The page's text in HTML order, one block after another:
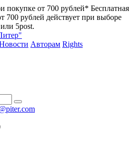
покупке от 700 рублей* Бесплатная
700 рублей действует при выборе
5post.
Авторам Rights